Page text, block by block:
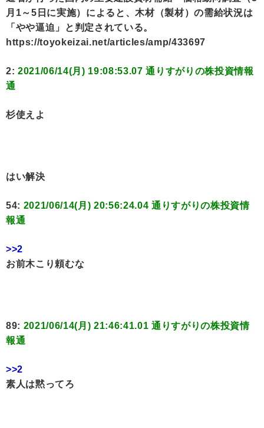
月1～5日に実施）によると、木材（製材）の需給状況は
「やや逼迫」と判定されている。
https://toyokeizai.net/articles/amp/433697
2: 2021/06/14(月) 19:08:53.07 通りすがりの株投資情報
通
杉使えよ
はい解決
54: 2021/06/14(月) 20:56:24.04 通りすがりの株投資情
報通
>>2
お前木こり頼むな
89: 2021/06/14(月) 21:46:41.01 通りすがりの株投資情
報通
>>2
素人は黙ってろ